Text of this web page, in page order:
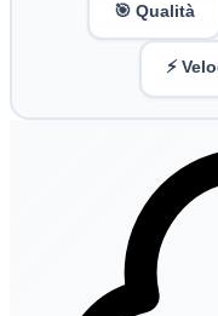
🎯 Qualità
⚡